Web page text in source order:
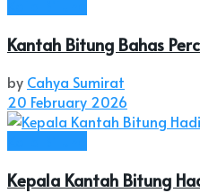
Kantah Bitung Bahas
by Cahya Sumirat
20 February 2026
Kepala Kantah Bitung